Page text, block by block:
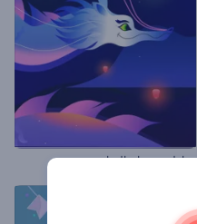
مقاطع مهرجان الفوانيس